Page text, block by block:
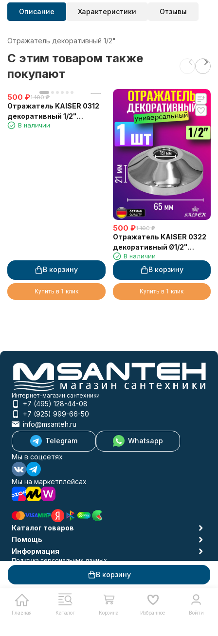
В корзину
Описание Характеристики Отзывы
Отражатель декоративный 1/2"
C этим товаром также
покупают
500 ₽1 100 ₽
Отражатель KAISER 0312
декоративный 1/2"
(20,3мм) х d70мм х 11мм 1
В наличии
В корзину
Купить в 1 клик
500 ₽1 100 ₽
Отражатель KAISER 0322
декоративный Ø1/2"
(19,1мм) х Ø65,5мм х 21мм,
конус, 1 шт
В наличии
В корзину
Купить в 1 клик
Главная Каталог Корзина Избранное Войти
Интернет-магазин сантехники
+7 (495) 128-44-08
+7 (925) 999-66-50
info@msanteh.ru
Telegram
Whatsapp
Мы в соцсетях
Мы на маркетплейсах
Каталог товаров
Помощь
Информация
Политика персональных данных
© 2009-2026 MSANTEH